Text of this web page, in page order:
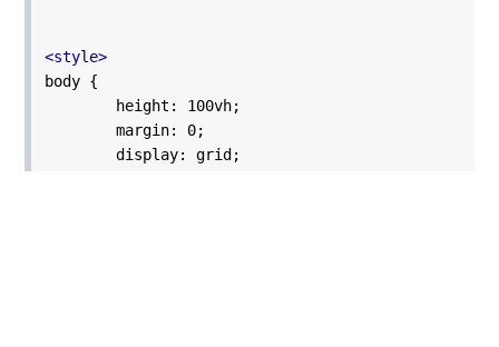
<style>
body {
height: 100vh;
margin: 0;
display: grid;